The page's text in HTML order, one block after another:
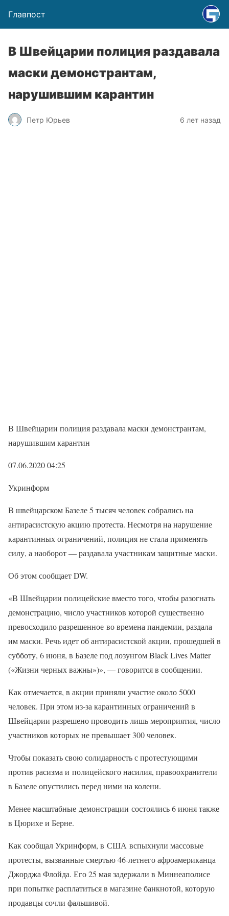
Главпост
В Швейцарии полиция раздавала
маски демонстрантам,
нарушившим карантин
Петр Юрьев 6 лет назад
В Швейцарии полиция раздавала маски демонстрантам,
нарушившим карантин
07.06.2020 04:25
Укринформ
В швейцарском Базеле 5 тысяч человек собрались на
антирасистскую акцию протеста. Несмотря на нарушение
карантинных ограничений, полиция не стала применять
силу, а наоборот — раздавала участникам защитные маски.
Об этом сообщает DW.
«В Швейцарии полицейские вместо того, чтобы разогнать
демонстрацию, число участников которой существенно
превосходило разрешенное во времена пандемии, раздала
им маски. Речь идет об антирасистской акции, прошедшей в
субботу, 6 июня, в Базеле под лозунгом Black Lives Matter
(«Жизни черных важны»)», — говорится в сообщении.
Как отмечается, в акции приняли участие около 5000
человек. При этом из-за карантинных ограничений в
Швейцарии разрешено проводить лишь мероприятия, число
участников которых не превышает 300 человек.
Чтобы показать свою солидарность с протестующими
против расизма и полицейского насилия, правоохранители
в Базеле опустились перед ними на колени.
Менее масштабные демонстрации состоялись 6 июня также
в Цюрихе и Берне.
Как сообщал Укринформ, в США вспыхнули массовые
протесты, вызванные смертью 46-летнего афроамериканца
Джорджа Флойда. Его 25 мая задержали в Миннеаполисе
при попытке расплатиться в магазине банкнотой, которую
продавцы сочли фальшивой.